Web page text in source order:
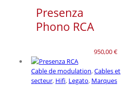
Presenza
Phono RCA
950,00€
Cable de modulation,Cables et
secteur, Hifi, Legato, Marques